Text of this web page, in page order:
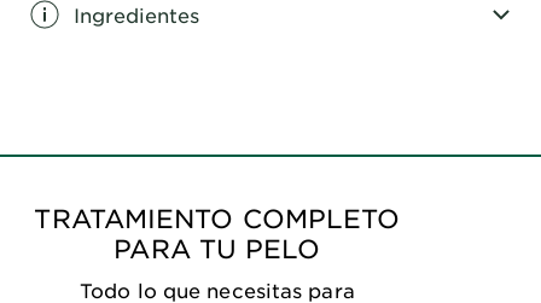
Ingredientes
TRATAMIENTO COMPLETO
PARA TU PELO
Todo lo que necesitas para